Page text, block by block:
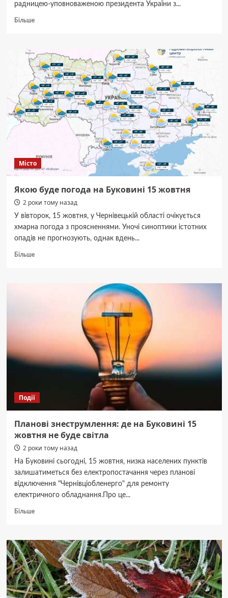
радницею-уповноваженою президента України з...
БільшеДокладніше
міській
раді
зустрілися
з
радницею-
уповноваженою
президента
України
безбар’єрності
Тетяною
Ломакіною
Місто
Якою буде погода на Буковині 15 жовтня
2 роки тому назад
У вівторок, 15 жовтня, у Чернівецькій області очікується
хмарна погода з проясненнями. Уночі синоптики істотних
опадів не прогнозують, однак вдень...
БільшеДокладніше
Події
Планові знеструмлення: де на Буковині 15
жовтня не буде світла
2 роки тому назад
На Буковині сьогодні, 15 жовтня, низка населених пунктів
залишатиметься без електропостачання через планові
відключення "Чернівціобленерго" для ремонту
електричного обладнання.Про це...
БільшеДокладніше
знеструмлення:
де
на
Буковині
15
жовтня